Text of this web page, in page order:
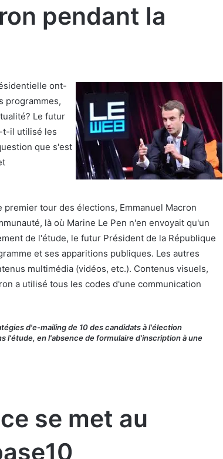
pendant la
ont-
programmes,
Le futur
t-il utilisé les
que s'est
tour des élections, Emmanuel Macron
là où Marine Le Pen n'en envoyait qu'un
de l'étude, le futur Président de la République
et ses apparitions publiques. Les autres
multimédia (vidéos, etc.). Contenus visuels,
a utilisé tous les codes d'une communication
d'e-mailing de 10 des candidats à l'élection
l'étude, en l'absence de formulaire d'inscription à une
se met au